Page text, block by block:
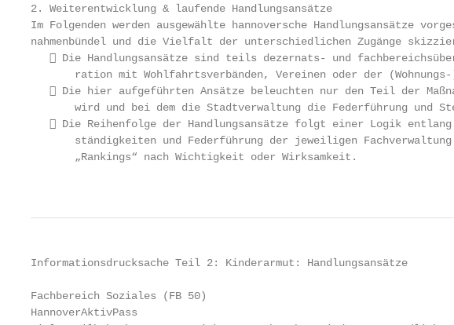
2. Weiterentwicklung & laufende Handlungsansätze
Im Folgenden werden ausgewählte hannoversche Handlungsansätze
nahmenbündel und die Vielfalt der unterschiedlichen Zugänge
 Die Handlungsansätze sind teils dezernats- und
ration mit Wohlfahrtsverbänden, Vereinen oder der
 Die hier aufgeführten Ansätze beleuchten nur den Teil der
wird und bei dem die Stadtverwaltung die Federführung und
 Die Reihenfolge der Handlungsansätze folgt einer Logik
ständigkeiten und Federführung der jeweiligen
       „Rankings“ nach Wichtigkeit oder Wirksamkeit.
Informationsdrucksache Teil 2: Kinderarmut: Handlungsansätze
Fachbereich Soziales (FB 50)
HannoverAktivPass